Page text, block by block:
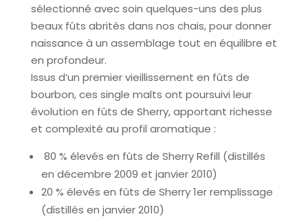
sélectionné avec soin quelques-uns des plus
beaux fûts abrités dans nos chais, pour donner
naissance à un assemblage tout en équilibre et
en profondeur.
Issus d’un premier vieillissement en fûts de
bourbon, ces single malts ont poursuivi leur
évolution en fûts de Sherry, apportant richesse
et complexité au profil aromatique :
80 % élevés en fûts de Sherry Refill (distillés
en décembre 2009 et janvier 2010)
20 % élevés en fûts de Sherry 1er remplissage
(distillés en janvier 2010)